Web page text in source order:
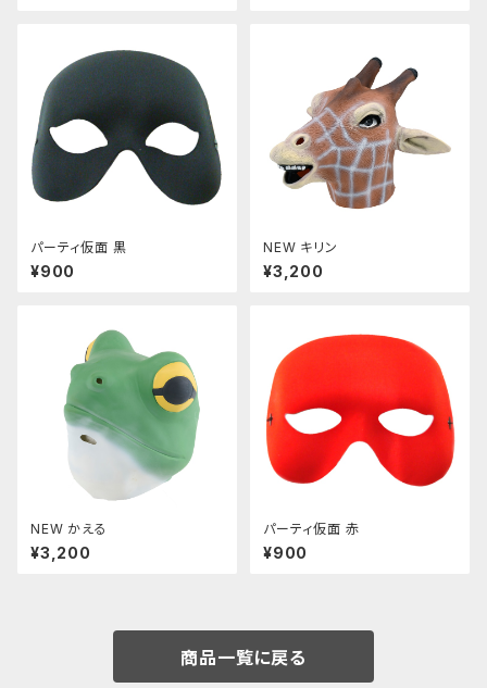
パーティ仮面 黒
¥900
NEW キリン
¥3,200
NEW かえる
¥3,200
パーティ仮面 赤
¥900
商品一覧に戻る